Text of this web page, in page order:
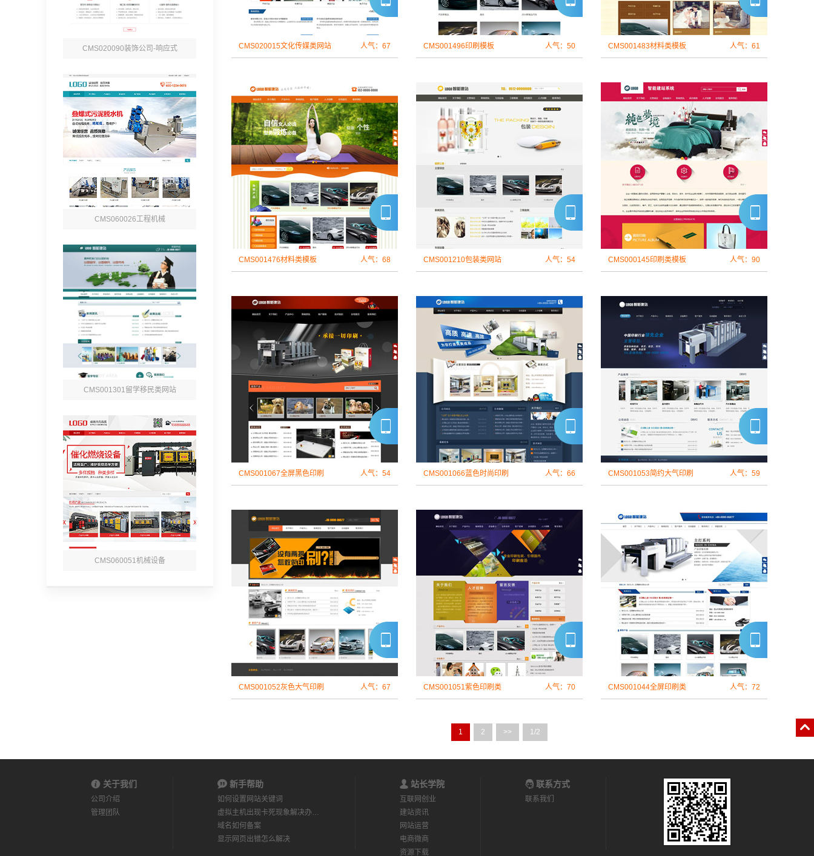
CMS020090装饰公司-响应式
CMS060026工程机械
CMS001301留学移民类网站
CMS060051机械设备
CMS020015文化传媒类网站 人气：67 CMS001496印刷模板 人气：50 CMS001483材料类模板 人气：61
CMS001476材料类模板 人气：68 CMS001210包装类网站 人气：54 CMS000145印刷类模板 人气：90
CMS001067全屏黑色印刷 人气：54 CMS001066蓝色时尚印刷 人气：66 CMS001053简约大气印刷 人气：59
CMS001052灰色大气印刷 人气：67 CMS001051紫色印刷类 人气：70 CMS001044全屏印刷类 人气：72
1 2 >> 1/2
关于我们
公司介绍
管理团队
新手帮助
如何设置网站关键词
虚拟主机出现卡死现象解决办…
域名如何备案
显示网页出错怎么解决
站长学院
互联网创业
建站资讯
网站运营
电商微商
资源下载
联系方式
联系我们